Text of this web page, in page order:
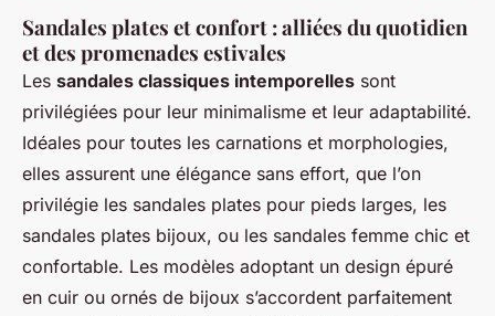
Sandales plates et confort : alliées du quotidien
et des promenades estivales
Les sandales classiques intemporelles sont
privilégiées pour leur minimalisme et leur adaptabilité.
Idéales pour toutes les carnations et morphologies,
elles assurent une élégance sans effort, que l’on
privilégie les sandales plates pour pieds larges, les
sandales plates bijoux, ou les sandales femme chic et
confortable. Les modèles adoptant un design épuré
en cuir ou ornés de bijoux s’accordent parfaitement